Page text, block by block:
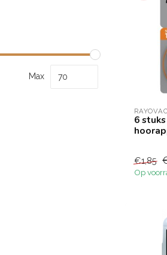
Max
RAYOVAC
6
€1,85
Op